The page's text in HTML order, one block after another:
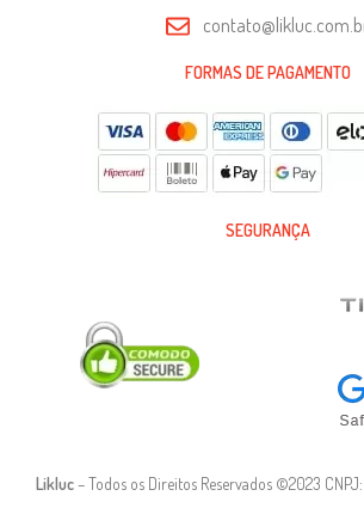
FORMAS DE PAGAMENTO
SEGURANÇA
Likluc– Todos os Direitos Reservados ©2023